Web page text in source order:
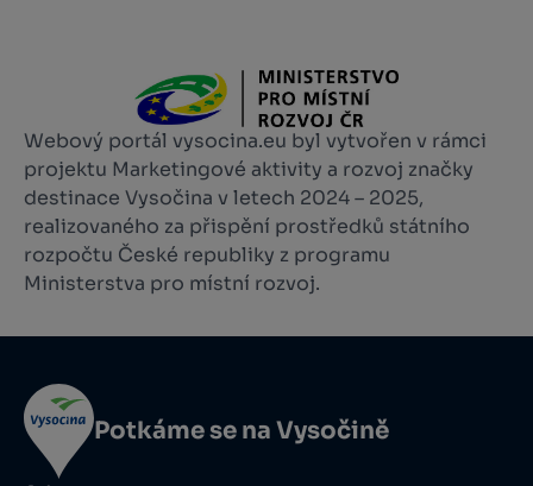
Webový portál vysocina.eu byl vytvořen v rámci
projektu Marketingové aktivity a rozvoj značky
destinace Vysočina v letech 2024 – 2025,
realizovaného za přispění prostředků státního
rozpočtu České republiky z programu
Ministerstva pro místní rozvoj.
Potkáme se na Vysočině